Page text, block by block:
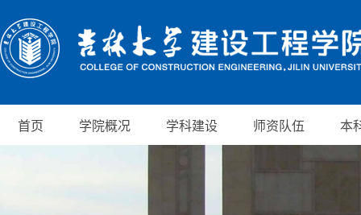
首页 学院概况 学科建设 师资队伍 本